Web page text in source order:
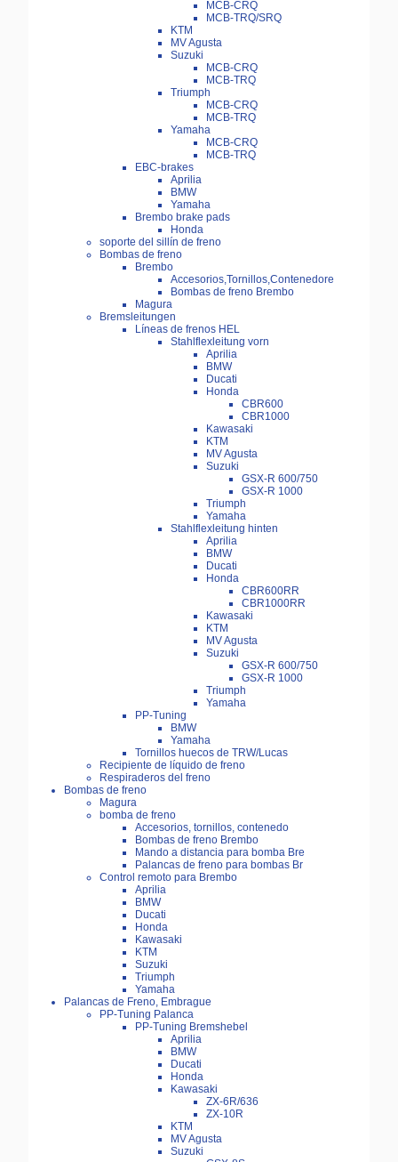
MCB-CRQ
MCB-TRQ/SRQ
KTM
MV Agusta
Suzuki
MCB-CRQ
MCB-TRQ
Triumph
MCB-CRQ
MCB-TRQ
Yamaha
MCB-CRQ
MCB-TRQ
EBC-brakes
Aprilia
BMW
Yamaha
Brembo brake pads
Honda
soporte del sillín de freno
Bombas de freno
Brembo
Accesorios,Tornillos,Contenedore
Bombas de freno Brembo
Magura
Bremsleitungen
Líneas de frenos HEL
Stahlflexleitung vorn
Aprilia
BMW
Ducati
Honda
CBR600
CBR1000
Kawasaki
KTM
MV Agusta
Suzuki
GSX-R 600/750
GSX-R 1000
Triumph
Yamaha
Stahlflexleitung hinten
Aprilia
BMW
Ducati
Honda
CBR600RR
CBR1000RR
Kawasaki
KTM
MV Agusta
Suzuki
GSX-R 600/750
GSX-R 1000
Triumph
Yamaha
PP-Tuning
BMW
Yamaha
Tornillos huecos de TRW/Lucas
Recipiente de líquido de freno
Respiraderos del freno
Bombas de freno
Magura
bomba de freno
Accesorios, tornillos, contenedo
Bombas de freno Brembo
Mando a distancia para bomba Bre
Palancas de freno para bombas Br
Control remoto para Brembo
Aprilia
BMW
Ducati
Honda
Kawasaki
KTM
Suzuki
Triumph
Yamaha
Palancas de Freno, Embrague
PP-Tuning Palanca
PP-Tuning Bremshebel
Aprilia
BMW
Ducati
Honda
Kawasaki
ZX-6R/636
ZX-10R
KTM
MV Agusta
Suzuki